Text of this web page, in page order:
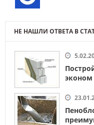
НЕ НАШЛИ ОТВЕТА В
эконом